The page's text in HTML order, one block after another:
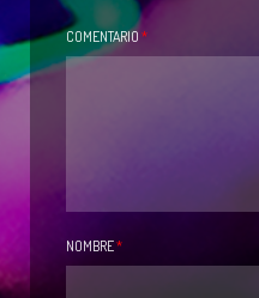
COMENTARIO *
NOMBRE*